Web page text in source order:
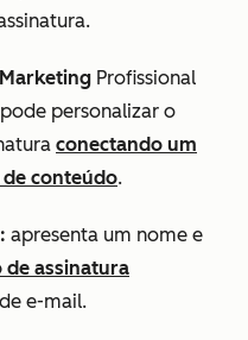
Profissional
personalizar o
conectando um
conteúdo.
apresenta um nome e
de assinatura
e-mail.